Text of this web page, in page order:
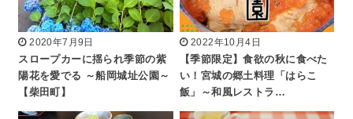
2020年7月9日
スロープカーに揺られ季節の紫
陽花を愛でる ～船岡城址公園～
【柴田町】
2022年10月4日
【季節限定】食欲の秋に食べた
い！宮城の郷土料理「はらこ
飯」～和風レストラ…